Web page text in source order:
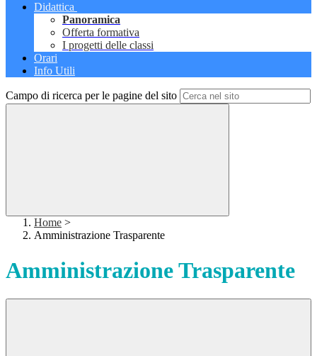
Didattica
Panoramica
Offerta formativa
I progetti delle classi
Orari
Info Utili
Campo di ricerca per le pagine del sito
Home >
Amministrazione Trasparente
Amministrazione Trasparente